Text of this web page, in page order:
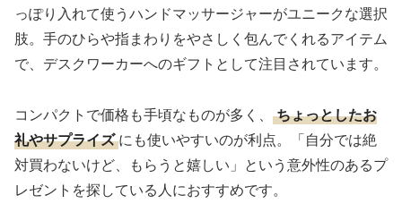
っぽり入れて使うハンドマッサージャーがユニークな選択
肢。手のひらや指まわりをやさしく包んでくれるアイテム
で、デスクワーカーへのギフトとして注目されています。
コンパクトで価格も手頃なものが多く、
ちょっとしたお
礼やサプライズ にも使いやすいのが利点。「自分では絶
対買わないけど、もらうと嬉しい」という意外性のあるプ
レゼントを探している人におすすめです。